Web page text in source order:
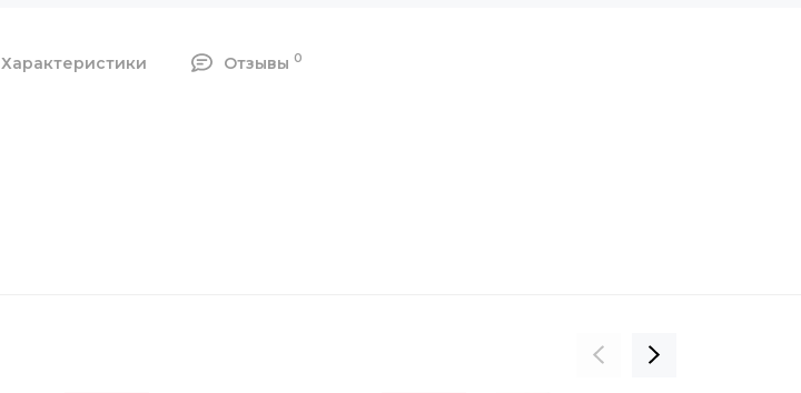
Характеристики Отзывы 0